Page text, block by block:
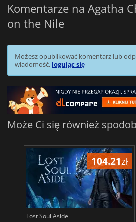
Komentarze na Agatha
on the Nile
Możesz opublikować komentarz lub
wiadomość, logując się
Może Ci się również
104.21zł
Lost Soul Aside